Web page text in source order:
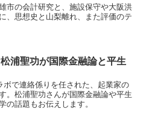
市の会計研究と、施設保守や大阪洪
、思想史と山梨離れ、また評価のテ
浦聖功が国際金融論と平生
で連絡係りを任された、起業家の
。松浦聖功さんが国際金融論や平生
の話題もお伝えします。